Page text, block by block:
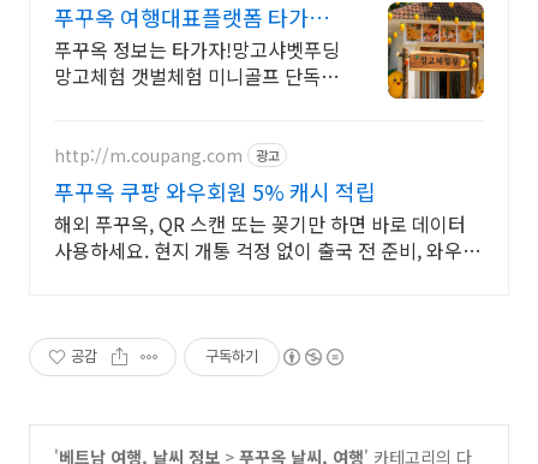
푸꾸옥 여행대표플랫폼 타가자
망고무제한뷔페 망고푸딩만들
기
푸꾸옥 정보는 타가자!망고샤벳푸딩
망고체험 갯벌체험 미니골프 단독호
http://m.coupang.com 광고
푸꾸옥 쿠팡 와우회원 5% 캐시 적립
해외 푸꾸옥, QR 스캔 또는 꽂기만 하면 바로 데이터
사용하세요. 현지 개통 걱정 없이 출국 전 준비, 와우회
공감 구독하기
'베트남 여행, 날씨 정보 > 푸꾸옥 날씨, 여행' 카테고리의 다